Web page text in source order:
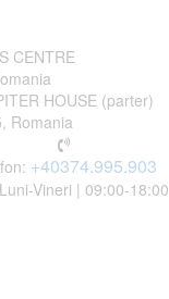
CENTRE
HOUSE (parter)
Romania
+40374.995.903
Vineri | 09:00-18:00